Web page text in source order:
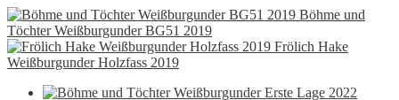
Böhme und
Töchter Weißburgunder BG51 2019
Frölich Hake
Weißburgunder Holzfass 2019